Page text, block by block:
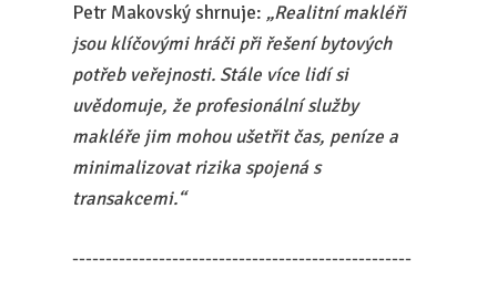
Petr Makovský shrnuje: „Realitní makléři
jsou klíčovými hráči při řešení bytových
potřeb veřejnosti. Stále více lidí si
uvědomuje, že profesionální služby
makléře jim mohou ušetřit čas, peníze a
minimalizovat rizika spojená s
transakcemi.“
---------------------------------------------------